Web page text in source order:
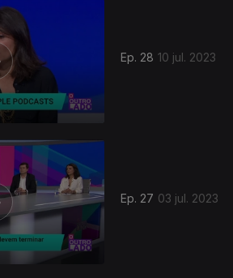
Ep. 28 10 jul. 2023
Ep. 27 03 jul. 2023